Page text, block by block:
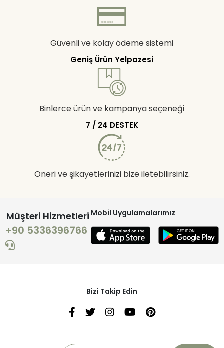
Güvenli ve kolay ödeme sistemi
Geniş Ürün Yelpazesi
Binlerce ürün ve kampanya seçeneği
7 / 24 DESTEK
Öneri ve şikayetlerinizi bize iletebilirsiniz.
Müşteri Hizmetleri
+90 5336396766
Mobil Uygulamalarımız
Bizi Takip Edin